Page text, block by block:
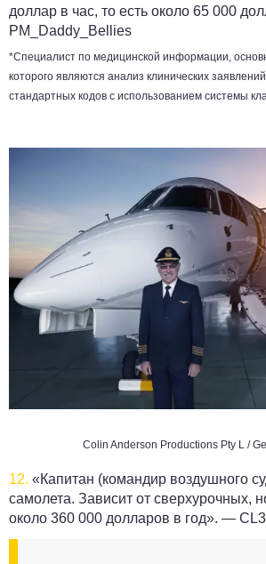
доллар в час, то есть около 65 000
PM_Daddy_Bellies
*Специалист по медицинской информации,
которого являются анализ клинических
стандартных кодов с использованием системы
Colin Anderson Productions Pty L /
12. «Капитан (командир воздушного
самолета. Зависит от сверхурочных,
около 360 000 долларов в год». —